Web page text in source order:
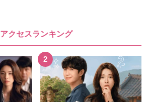
アクセスランキング